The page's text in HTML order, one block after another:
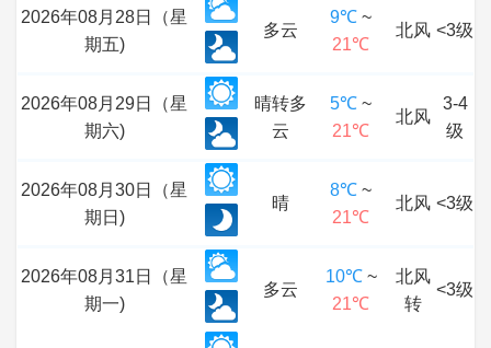
2026年08月28日（星
期五)
多云
9℃ ~
21℃
北风 <3级
2026年08月29日（星
期六)
晴转多
云
5℃ ~
21℃
北风
3-4
级
2026年08月30日（星
期日)
晴
8℃ ~
21℃
北风 <3级
2026年08月31日（星
期一)
多云
10℃~
21℃
北风
转
<3级